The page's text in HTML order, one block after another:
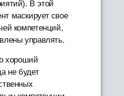
В этой
маскирует свое
компетенций,
управлять.
хороший
не будет